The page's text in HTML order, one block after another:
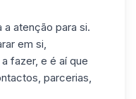
a atenção para si.
em si,
fazer, e é aí que
parcerias,